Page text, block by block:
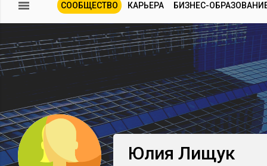
СООБЩЕСТВО КАРЬЕРА БИЗНЕС-
Юлия Лищук